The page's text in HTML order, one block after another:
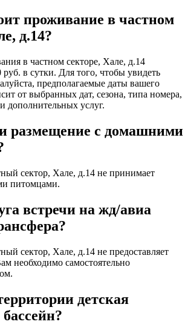
проживание в частном
д.14?
в частном секторе, Хале, д.14
руб. в сутки. Для того, чтобы увидеть
предполагаемые даты вашего
от выбранных дат, сезона, типа номера,
дополнительных услуг.
размещение с домашними
сектор, Хале, д.14 не принимает
питомцами.
встречи на жд/авиа
сектор, Хале, д.14 не предоставляет
необходимо самостоятельно
детская